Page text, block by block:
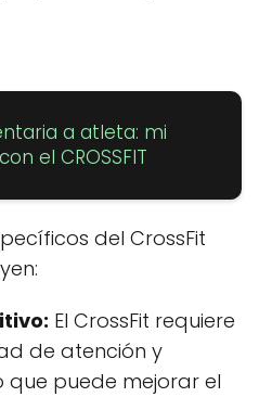
a atleta: mi
el CROSSFIT
del CrossFit
El CrossFit requiere
de atención y
que puede mejorar el